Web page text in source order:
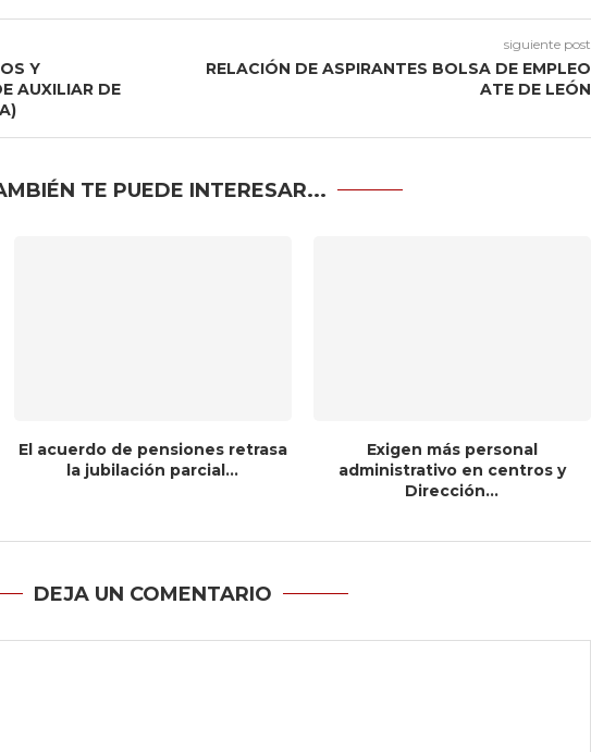
Y
AUXILIAR DE
siguiente post
RELACIÓN DE ASPIRANTES BOLSA DE EMPLEO
ATE DE LEÓN
TE PUEDE INTERESAR...
El acuerdo de pensiones retrasa
la jubilación parcial...
Exigen más personal
administrativo en centros y
Dirección...
DEJA UN COMENTARIO